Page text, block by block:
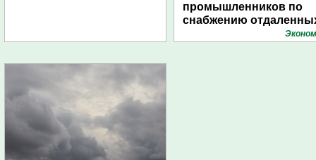
промышленников по
снабжению
поселений с помощью